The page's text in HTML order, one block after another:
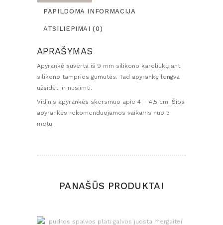
PAPILDOMA INFORMACIJA
ATSILIEPIMAI (0)
APRAŠYMAS
Apyrankė suverta iš 9 mm silikono karoliukų ant
silikono tamprios gumutės. Tad apyrankę lengva
užsidėti ir nusiimti.
Vidinis apyrankės skersmuo apie 4 – 4,5 cm. Šios
apyrankės rekomenduojamos vaikams nuo 3
metų.
PANAŠŪS PRODUKTAI